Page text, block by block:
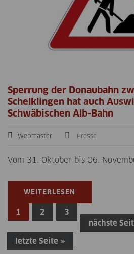
Sperrung der Donaubahn
Schelklingen hat auch
Schwäbischen Alb-Bahn
Webmaster Presse
Vom 31. Oktober bis 06.
WEITERLESEN
Seiten
1 2
3
nächste
letzte Seite »